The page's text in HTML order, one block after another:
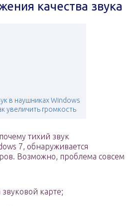
качества звука
в наушниках Windows
увеличить громкость
тихий звук
7, обнаруживается
Возможно, проблема совсем
карте;